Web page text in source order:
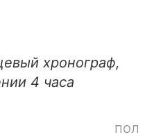
хронограф,
4 часа
пол